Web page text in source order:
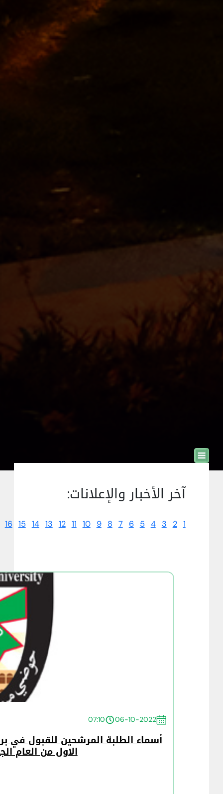
آخر الأخبار والإعلانات:
1
2
3
4
5
6
7
8
9
10
11
12
13
14
15
16
06-10-2022
07:10
أسماء الطلبة المرشحين للقبول في
الاول من العام الجامعي 2022/2023